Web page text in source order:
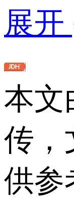
展开
本文
传，
供参